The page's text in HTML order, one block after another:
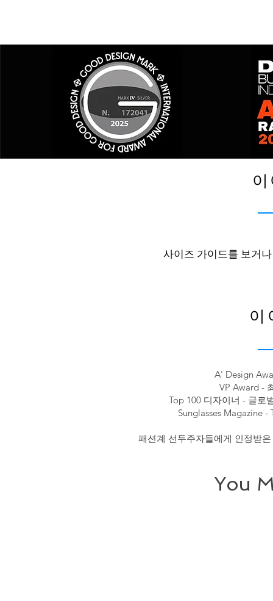
사이즈 가이드를 보거
이
A' Design
VP Award -
Top 100 디자이너 - 글로
Sunglasses Magazine
패션계 선두주자들에게 인정받
You